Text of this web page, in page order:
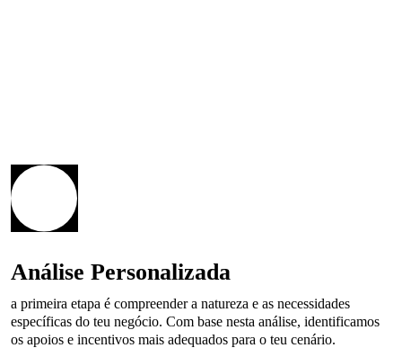
Análise Personalizada
a primeira etapa é compreender a natureza e as necessidades
específicas do teu negócio. Com base nesta análise, identificamos
os apoios e incentivos mais adequados para o teu cenário.